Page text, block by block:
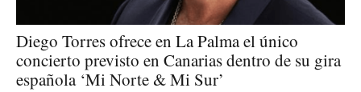
Diego Torres ofrece en La Palma el único
concierto previsto en Canarias dentro de su gira
española ‘Mi Norte & Mi Sur’